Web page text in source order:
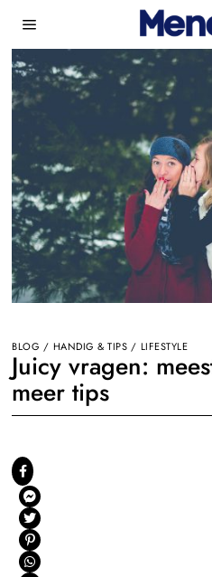
BLOG / HANDIG & TIPS / LIFESTYLE
Juicy vragen:
meer tips